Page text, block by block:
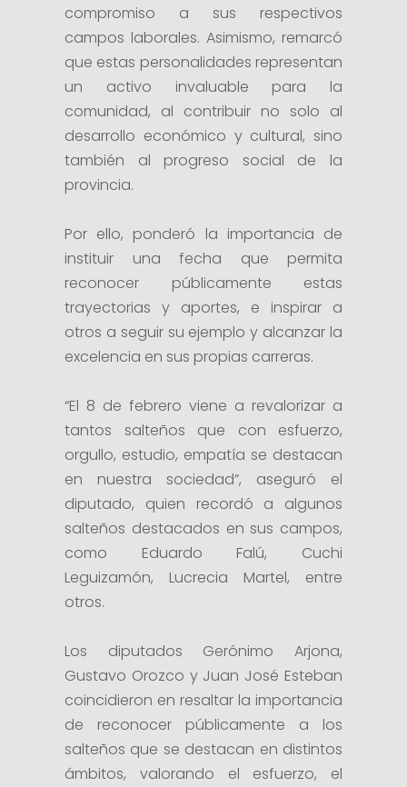
compromiso a sus respectivos
campos laborales. Asimismo, remarcó
que estas personalidades representan
un activo invaluable para la
comunidad, al contribuir no solo al
desarrollo económico y cultural, sino
también al progreso social de la
provincia.
Por ello, ponderó la importancia de
instituir una fecha que permita
reconocer públicamente estas
trayectorias y aportes, e inspirar a
otros a seguir su ejemplo y alcanzar la
excelencia en sus propias carreras.
“El 8 de febrero viene a revalorizar a
tantos salteños que con esfuerzo,
orgullo, estudio, empatía se destacan
en nuestra sociedad”, aseguró el
diputado, quien recordó a algunos
salteños destacados en sus campos,
como Eduardo Falú, Cuchi
Leguizamón, Lucrecia Martel, entre
otros.
Los diputados Gerónimo Arjona,
Gustavo Orozco y Juan José Esteban
coincidieron en resaltar la importancia
de reconocer públicamente a los
salteños que se destacan en distintos
ámbitos, valorando el esfuerzo, el